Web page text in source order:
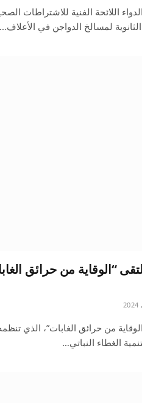
اللائحة الفنية للاشتراطات
الثانوية لمسالخ الدواجن في الأعلاف…
“الوقاية من حرائق
من حرائق الغابات”، الذي
الغطاء النباتي…